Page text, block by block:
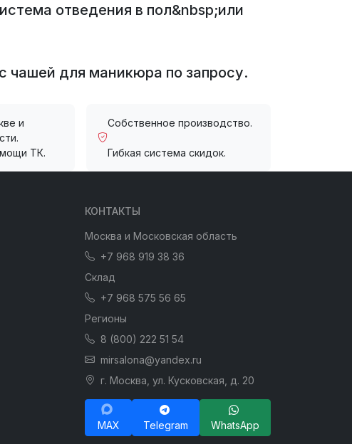
отведения в пол&nbsp;или
чашей для маникюра по запросу.
и
ТК.
Собственное производство.
Гибкая система скидок.
КОНТАКТЫ
Москва и Московская область
+7 968 919 38 36
Склад
+7 968 575 56 65
Регионы
8 (800) 222 51 54
mirsalona@yandex.ru
г. Москва, ул. Кусковская, д. 20
MAX Telegram WhatsApp